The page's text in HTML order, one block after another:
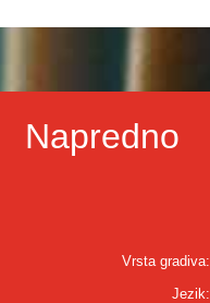
Napredno
Vrsta gradiva:
Jezik: